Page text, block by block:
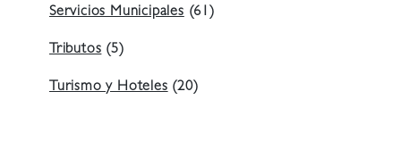
Servicios Municipales(61)
Tributos(5)
Turismo y Hoteles(20)